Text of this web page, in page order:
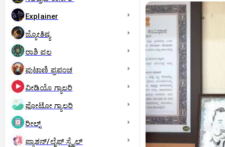
Explainer
ಜ್ಯೋತಿಷ್ಯ
ರಾಶಿ ಫಲ
ಪುಟಾಣಿ ಪ್ರಪಂಚ
ವೀಡಿಯೊ ಗ್ಯಾಲರಿ
ಫೋಟೋ ಗ್ಯಾಲರಿ
ರೀಲ್ಸ್
ಫ್ಯಾಶನ್/ಲೈಫ್‌ ಸ್ಟೈಲ್